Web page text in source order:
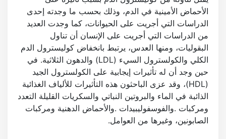
الأحماض الأمينية في الدم، وذلك بحسب ما وجدته إحدى
الدراسات التي أجريت على الحيوانات، كما وجدت العديد
من الدراسات التي أجريت على الإنسان أن تناول
البقوليات، ومنها العدس، يرتبط بانخفاض كوليسترول الدم
الكلي والكولسترول السيء (LDL) والدهون الثلاثية. في
حين وجد أن له تأثيرات إيجابية على الكولسترول الجيد
(HDL)، وقد عزى الباحثون هذه التأثيرات للألياف الغذائية
الذائبة في الماء والبروتين النباتي والسكريات القليلة التعدد
ومركبات .والفوسفوليبيدات .والأحماض الدهنية ومركبات
الصابونين، وغيرها من العوامل.